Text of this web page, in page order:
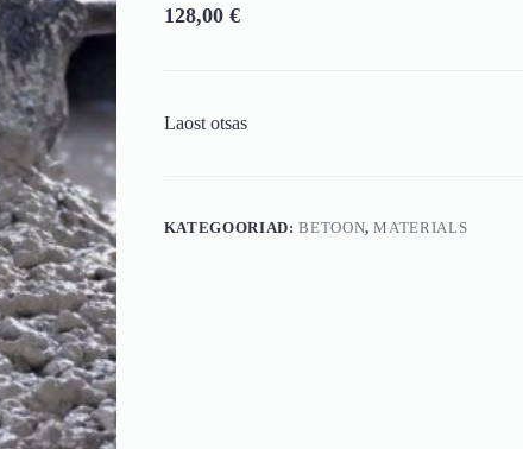
128,00 €
Laost otsas
KATEGOORIAD:BETOON,MATERIALS